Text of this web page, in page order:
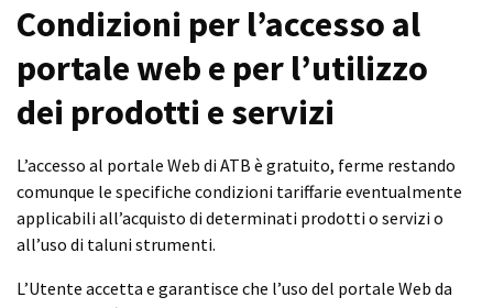
Condizioni per l’accesso al
portale web e per l’utilizzo
dei prodotti e servizi
L’accesso al portale Web di ATB è gratuito, ferme restando
comunque le specifiche condizioni tariffarie eventualmente
applicabili all’acquisto di determinati prodotti o servizi o
all’uso di taluni strumenti.
L’Utente accetta e garantisce che l’uso del portale Web da